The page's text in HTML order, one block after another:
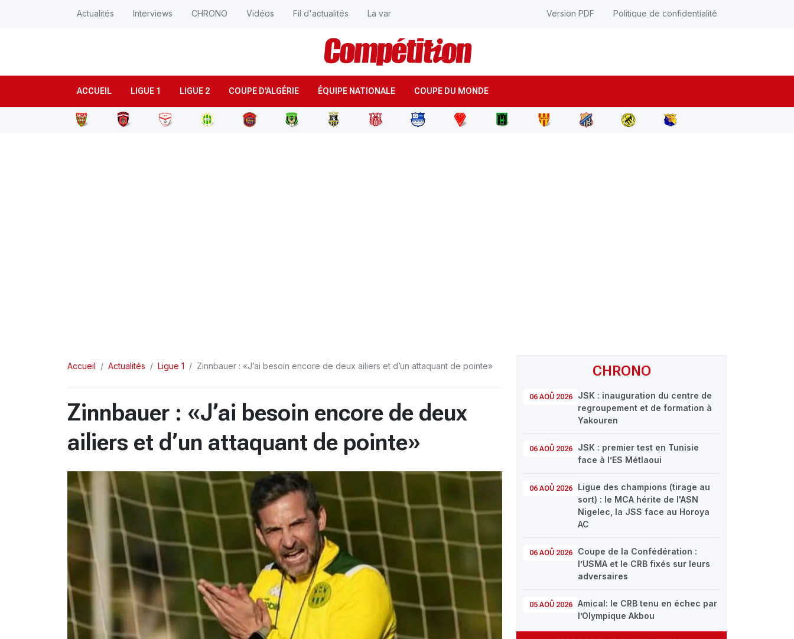
ACCUEIL LIGUE 1 LIGUE 2 COUPE D'ALGÉRIE ÉQUIPE NATIONALE COUPE DU MONDE
Actualités Interviews CHRONO Vidéos Fil d'actualités La var Version PDF Politique de confidentialité
CHRONO
06 AOÛ 2026
JSK : inauguration du centre de
regroupement et de formation à
Yakouren
06 AOÛ 2026
JSK : premier test en Tunisie
face à l’ES Métlaoui
06 AOÛ 2026
Ligue des champions (tirage au
sort) : le MCA hérite de l'ASN
Nigelec, la JSS face au Horoya
AC
06 AOÛ 2026
Coupe de la Confédération :
l’USMA et le CRB fixés sur leurs
adversaires
05 AOÛ 2026
Amical: le CRB tenu en échec par
l’Olympique Akbou
Accueil Actualités Ligue 1 Zinnbauer : «J’ai besoin encore de deux ailiers et d’un attaquant de pointe»
Zinnbauer : «J’ai besoin encore de deux
ailiers et d’un attaquant de pointe»